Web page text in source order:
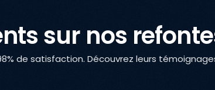
sur nos
de satisfaction. Découvrez leurs